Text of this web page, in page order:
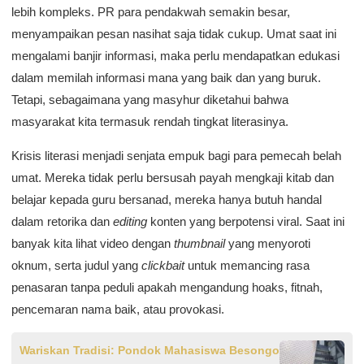
lebih kompleks. PR para pendakwah semakin besar,
menyampaikan pesan nasihat saja tidak cukup. Umat saat ini
mengalami banjir informasi, maka perlu mendapatkan edukasi
dalam memilah informasi mana yang baik dan yang buruk.
Tetapi, sebagaimana yang masyhur diketahui bahwa
masyarakat kita termasuk rendah tingkat literasinya.
Krisis literasi menjadi senjata empuk bagi para pemecah belah
umat. Mereka tidak perlu bersusah payah mengkaji kitab dan
belajar kepada guru bersanad, mereka hanya butuh handal
dalam retorika dan editing konten yang berpotensi viral. Saat ini
banyak kita lihat video dengan thumbnailyang menyoroti
oknum, serta judul yang clickbaituntuk memancing rasa
penasaran tanpa peduli apakah mengandung hoaks, fitnah,
pencemaran nama baik, atau provokasi.
Wariskan Tradisi: Pondok Mahasiswa Besongo